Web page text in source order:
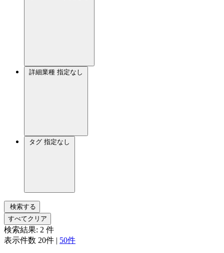
詳細業種 指定なし
タグ 指定なし
検索する
すべてクリア
検索結果: 2 件
表示件数 20件 | 50件